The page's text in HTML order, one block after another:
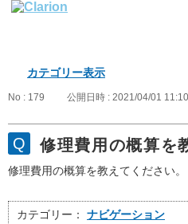
カテゴリー表示
No : 179 公開日時 : 2021/04/01 11:10
修理費用の概算を
修理費用の概算を教えてください。
カテゴリー：
ナビゲーション